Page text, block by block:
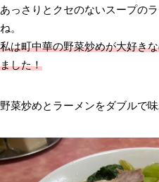
あっさりとクセのないスープの
ね。
私は町中華の野菜炒めが大好き
ました！
野菜炒めとラーメンをダブルで